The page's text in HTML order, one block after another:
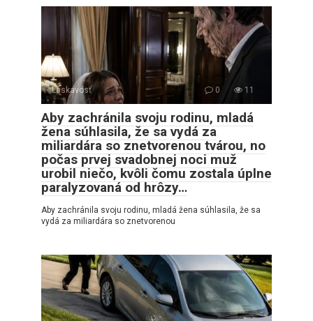
Láskavosť 0 11
Aby zachránila svoju rodinu, mladá
žena súhlasila, že sa vydá za
miliardára so znetvorenou tvárou, no
počas prvej svadobnej noci muž
urobil niečo, kvôli čomu zostala úplne
paralyzovaná od hrôzy…
Aby zachránila svoju rodinu, mladá žena súhlasila, že sa
vydá za miliardára so znetvorenou